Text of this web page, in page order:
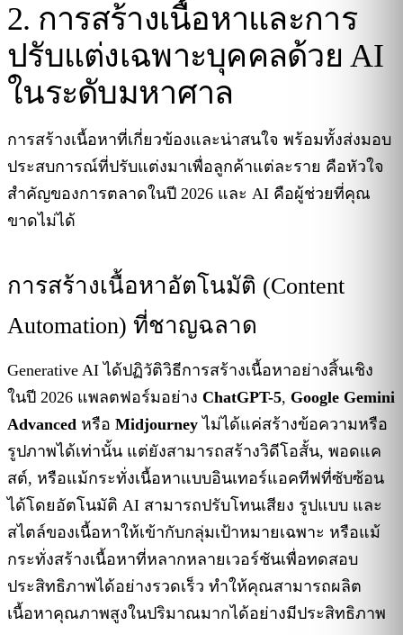
2. การสร้างเนื้อหาและการ
ปรับแต่งเฉพาะบุคคลด้วย AI
ในระดับมหาศาล
การสร้างเนื้อหาที่เกี่ยวข้องและน่าสนใจ พร้อมทั้งส่งมอบ
ประสบการณ์ที่ปรับแต่งมาเพื่อลูกค้าแต่ละราย คือหัวใจ
สำคัญของการตลาดในปี 2026 และ AI คือผู้ช่วยที่คุณ
ขาดไม่ได้
การสร้างเนื้อหาอัตโนมัติ (Content
Automation) ที่ชาญฉลาด
Generative AI ได้ปฏิวัติวิธีการสร้างเนื้อหาอย่างสิ้นเชิง
ในปี 2026 แพลตฟอร์มอย่าง ChatGPT-5, Google Gemini
Advanced หรือ Midjourney ไม่ได้แค่สร้างข้อความหรือ
รูปภาพได้เท่านั้น แต่ยังสามารถสร้างวิดีโอสั้น, พอดแค
สต์, หรือแม้กระทั่งเนื้อหาแบบอินเทอร์แอคทีฟที่ซับซ้อน
ได้โดยอัตโนมัติ AI สามารถปรับโทนเสียง รูปแบบ และ
สไตล์ของเนื้อหาให้เข้ากับกลุ่มเป้าหมายเฉพาะ หรือแม้
กระทั่งสร้างเนื้อหาที่หลากหลายเวอร์ชันเพื่อทดสอบ
ประสิทธิภาพได้อย่างรวดเร็ว ทำให้คุณสามารถผลิต
เนื้อหาคุณภาพสูงในปริมาณมากได้อย่างมีประสิทธิภาพ